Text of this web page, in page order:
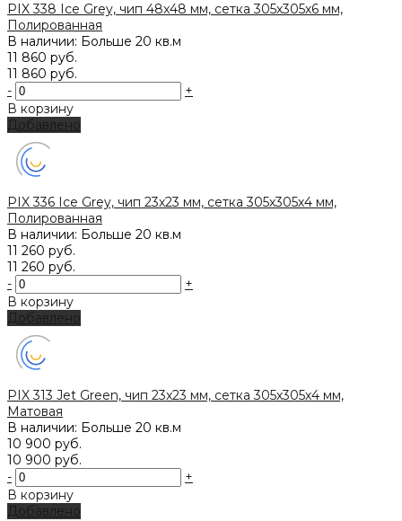
PIX 338 Ice Grey, чип 48х48 мм, сетка 305х305х6 мм,
Полированная
В наличии: Больше 20 кв.м
11 860 руб.
11 860 руб.
-
+
В корзину
Добавлено
PIX 336 Ice Grey, чип 23х23 мм, сетка 305х305х4 мм,
Полированная
В наличии: Больше 20 кв.м
11 260 руб.
11 260 руб.
-
+
В корзину
Добавлено
PIX 313 Jet Green, чип 23x23 мм, сетка 305х305х4 мм,
Матовая
В наличии: Больше 20 кв.м
10 900 руб.
10 900 руб.
-
+
В корзину
Добавлено